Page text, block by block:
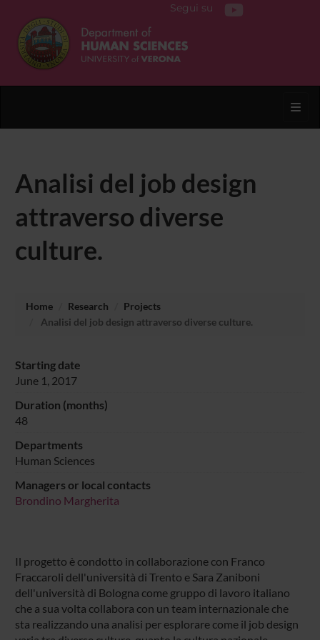
Segui su
Analisi del job design
attraverso diverse
culture.
Home Research
Projects
Analisi del job design attraverso diverse culture.
Starting date
June 1, 2017
Duration (months)
48
Departments
Human Sciences
Managers or local contacts
Brondino Margherita
Il progetto è condotto in collaborazione con Franco
Fraccaroli dell'università di Trento e Sara Zaniboni
dell'università di Bologna come gruppo di lavoro italiano
che a sua volta collabora con un team internazionale che
sta realizzando una analisi per esplorare come il job design